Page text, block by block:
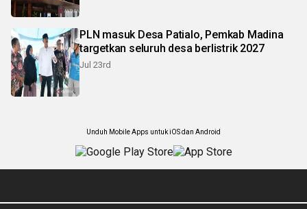
PLN masuk Desa Patialo, Pemkab Madina
targetkan seluruh desa berlistrik 2027
Jul 23rd
Unduh Mobile Apps untuk iOS dan Android